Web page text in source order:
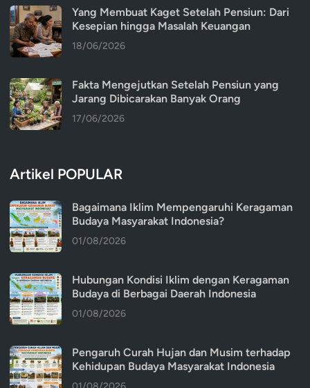
Yang Membuat Kaget Setelah Pensiun: Dari
Kesepian hingga Masalah Keuangan
18/06/2026
Fakta Mengejutkan Setelah Pensiun yang
Jarang Dibicarakan Banyak Orang
17/06/2026
Artikel POPULAR
Bagaimana Iklim Mempengaruhi Keragaman
Budaya Masyarakat Indonesia?
01/08/2026
Hubungan Kondisi Iklim dengan Keragaman
Budaya di Berbagai Daerah Indonesia
01/08/2026
Pengaruh Curah Hujan dan Musim terhadap
Kehidupan Budaya Masyarakat Indonesia